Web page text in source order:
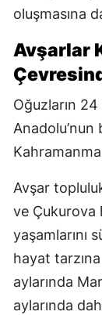
oluşmasına
Avşarlar
Oğuzların
Avşar
ve Çukurova
yaşamlarını
hayat
aylarında
aylarında